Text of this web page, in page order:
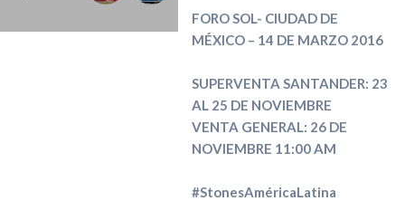
FORO SOL- CIUDAD DE
MÉXICO – 14 DE MARZO 2016
SUPERVENTA SANTANDER: 23
AL 25 DE NOVIEMBRE
VENTA GENERAL: 26 DE
NOVIEMBRE 11:00 AM
#StonesAméricaLatina